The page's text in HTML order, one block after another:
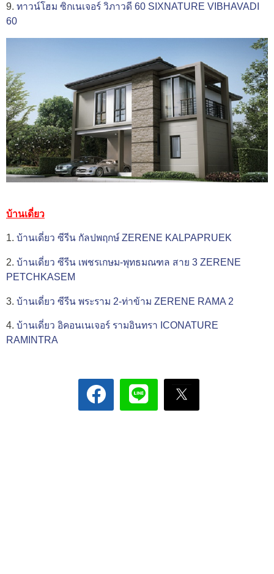
9. ทาวน์โฮม ซิกเนเจอร์ วิภาวดี 60 SIXNATURE VIBHAVADI
60
บ้านเดี่ยว
1. บ้านเดี่ยว ซีรีน กัลปพฤกษ์ ZERENE KALPAPRUEK
2. บ้านเดี่ยว ซีรีน เพชรเกษม-พุทธมณฑล สาย 3 ZERENE
PETCHKASEM
3. บ้านเดี่ยว ซีรีน พระราม 2-ท่าข้าม ZERENE RAMA 2
4. บ้านเดี่ยว อิคอนเนเจอร์ รามอินทรา ICONATURE
RAMINTRA